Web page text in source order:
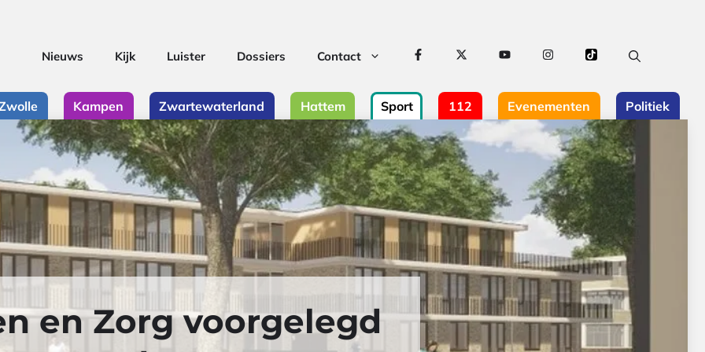
Nieuws Kijk Luister Dossiers Contact
Kampen Zwartewaterland Hattem Sport 112 Evenementen Politiek
en Zorg voorgelegd